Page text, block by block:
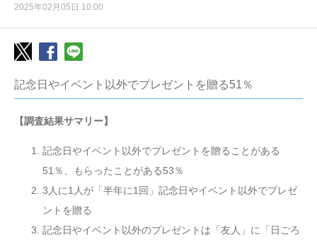
2025年02月05日 10:00
記念日やイベント以外でプレゼントを贈る51％
【調査結果サマリー】
記念日やイベント以外でプレゼントを贈ることがある
51％、もらったことがある53％
3人に1人が「半年に1回」記念日やイベント以外でプレゼ
ントを贈る
記念日やイベント以外のプレゼントは「友人」に「日ごろ